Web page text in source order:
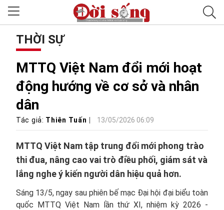
THỜI SỰ
MTTQ Việt Nam đổi mới hoạt
động hướng về cơ sở và nhân
dân
Tác giả: Thiên Tuấn 13/05/2026 06:09
MTTQ Việt Nam tập trung đổi mới phong trào
thi đua, nâng cao vai trò điều phối, giám sát và
lắng nghe ý kiến người dân hiệu quả hơn.
Sáng 13/5, ngay sau phiên bế mạc Đại hội đại biểu toàn
quốc MTTQ Việt Nam lần thứ XI, nhiệm kỳ 2026 -